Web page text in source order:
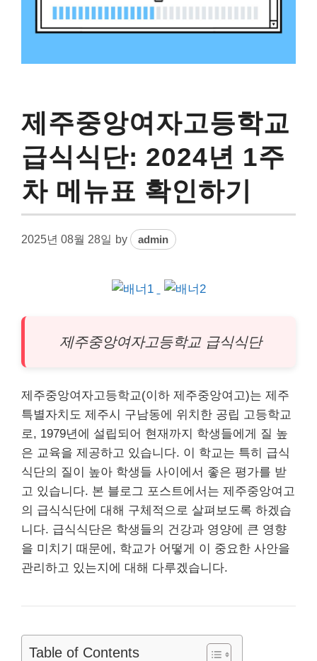
제주중앙여자고등학교
급식식단: 2024년 1주
차 메뉴표 확인하기
2025년 08월 28일 by admin
제주중앙여자고등학교 급식식단
제주중앙여자고등학교(이하 제주중앙여고)는 제주
특별자치도 제주시 구남동에 위치한 공립 고등학교
로, 1979년에 설립되어 현재까지 학생들에게 질 높
은 교육을 제공하고 있습니다. 이 학교는 특히 급식
식단의 질이 높아 학생들 사이에서 좋은 평가를 받
고 있습니다. 본 블로그 포스트에서는 제주중앙여고
의 급식식단에 대해 구체적으로 살펴보도록 하겠습
니다. 급식식단은 학생들의 건강과 영양에 큰 영향
을 미치기 때문에, 학교가 어떻게 이 중요한 사안을
관리하고 있는지에 대해 다루겠습니다.
Table of Contents